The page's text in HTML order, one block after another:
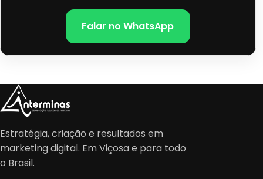
Falar no WhatsApp
Estratégia, criação e resultados em
marketing digital. Em Viçosa e para todo
o Brasil.